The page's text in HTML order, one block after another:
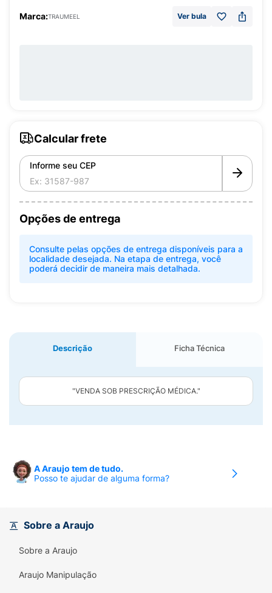
Marca:TRAUMEEL Ver bula
Calcular frete
Informe seu CEP
Opções de entrega
Consulte pelas opções de entrega disponíveis para a
localidade desejada. Na etapa de entrega, você
poderá decidir de maneira mais detalhada.
Descrição Ficha Técnica
"VENDA SOB PRESCRIÇÃO MÉDICA."
A Araujo tem de tudo.
Posso te ajudar de alguma forma?
Sobre a Araujo
Sobre a Araujo
Araujo Manipulação